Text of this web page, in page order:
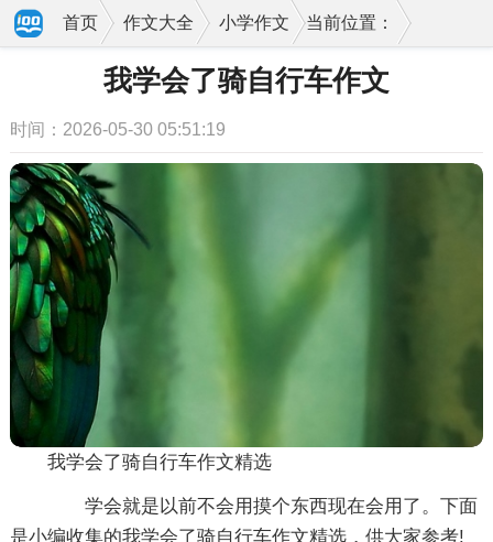
当前位置：
首页 作文大全 小学作文
我学会了骑自行车作文
时间：2026-05-30 05:51:19
我学会了骑自行车作文精选
学会就是以前不会用摸个东西现在会用了。下面
是小编收集的我学会了骑自行车作文精选，供大家参考!